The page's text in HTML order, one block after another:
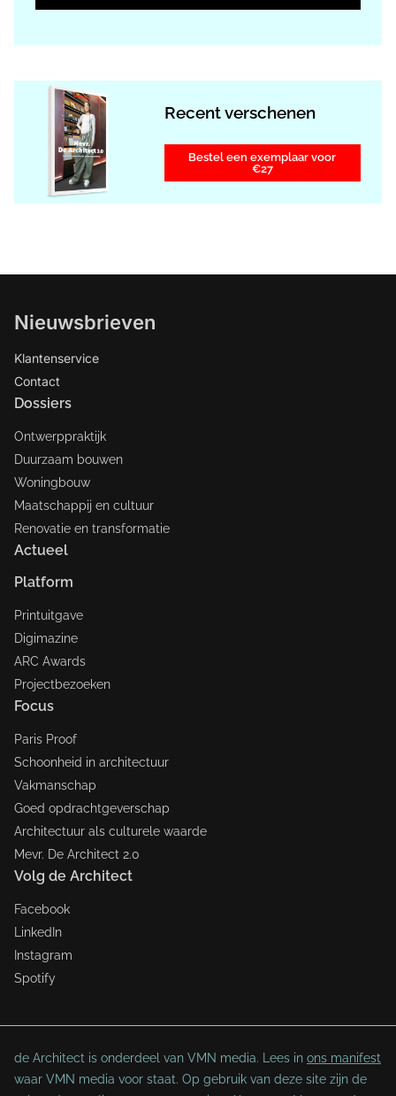
Recent verschenen
Bestel een exemplaar voor
€27
Nieuwsbrieven
Klantenservice
Contact
Dossiers
Ontwerppraktijk
Duurzaam bouwen
Woningbouw
Maatschappij en cultuur
Renovatie en transformatie
Actueel
Platform
Printuitgave
Digimazine
ARC Awards
Projectbezoeken
Focus
Paris Proof
Schoonheid in architectuur
Vakmanschap
Goed opdrachtgeverschap
Architectuur als culturele waarde
Mevr. De Architect 2.0
Volg de Architect
Facebook
LinkedIn
Instagram
Spotify
de Architect is onderdeel van VMN media. Lees in ons manifest
waar VMN media voor staat. Op gebruik van deze site zijn de